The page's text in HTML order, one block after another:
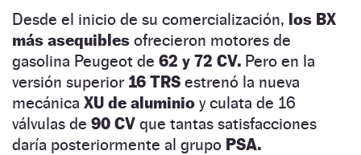
Desde el inicio de su comercialización, los BX
más asequibles ofrecieron motores de
gasolina Peugeot de 62 y 72 CV. Pero en la
versión superior 16 TRS estrenó la nueva
mecánica XU de aluminio y culata de 16
válvulas de 90 CV que tantas satisfacciones
daría posteriormente al grupo PSA.